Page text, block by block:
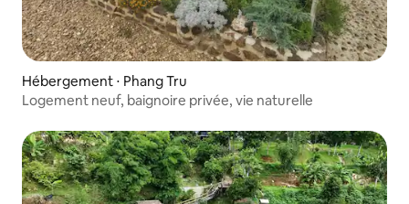
Hébergement ⋅ Phang Tru
Logement neuf, baignoire privée, vie naturelle